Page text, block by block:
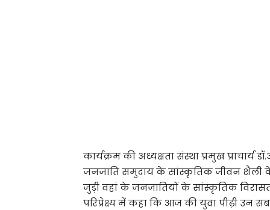
कार्यक्रम की अध्यक्षता संस्था प्रमुख प्राचार्य
जनजाति समुदाय के सांस्कृतिक जीवन शैली के
जुड़ी वहां के जनजातियों के सांस्कृतिक
परिप्रेक्ष्य में कहा कि आज की युवा पीढ़ी उन